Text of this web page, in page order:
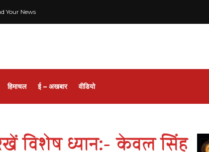
Your News
हिमाचल ई – अखबार वीडियो
विशेष ध्यान:- केवल सिंह